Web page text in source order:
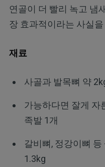
연골이 더 빨리 녹고 냄
장 효과적이라는 사실
재료
사골과 발목뼈 약
가능하다면 잘게 자
족발 1개
갈비뼈, 정강이뼈
1.3kg